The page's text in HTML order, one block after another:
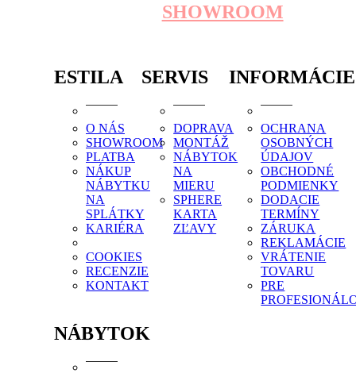
SHOWROOM
ESTILA
O NÁS
SHOWROOM
PLATBA
NÁKUP
NÁBYTKU
NA
SPLÁTKY
KARIÉRA
COOKIES
RECENZIE
KONTAKT
SERVIS
DOPRAVA
MONTÁŽ
NÁBYTOK
NA
MIERU
SPHERE
KARTA
ZĽAVY
INFORMÁCIE
OCHRANA
OSOBNÝCH
ÚDAJOV
OBCHODNÉ
PODMIENKY
DODACIE
TERMÍNY
ZÁRUKA
REKLAMÁCIE
VRÁTENIE
TOVARU
PRE
NÁBYTOK